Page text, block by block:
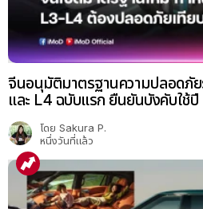
จีนอนุมัติมาตรฐานความปลอดภั
และ L4 ฉบับแรก ยืนยันบังคับใช้
โดย Sakura P.
หนึ่งวันที่แล้ว